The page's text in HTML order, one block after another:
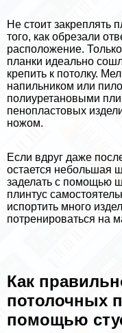
Не стоит закреплять
того, как обрезали
расположение.
планки идеально
крепить к потолку.
напильником или
полиуретановыми
пенопластовых
ножом.
Если вдруг даже
остается небольшая
заделать с помощью
плинтус
испортить много
потренироваться на
Как
потолочных
помощью